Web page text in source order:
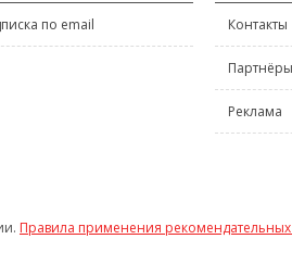
по email Контакты
Партнёры
Реклама
Правила применения рекомендательных